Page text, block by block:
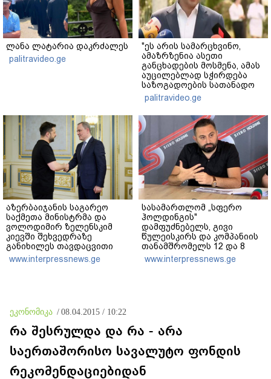
ლანა ლატარია დაკრძალეს
palitravideo.ge
"ეს არის სამარცხვინო,
ამაზრზენია ასეთი
განცხადების მოსმენა, ამას
აუცილებლად სჭირდება
საზოგადოების სათანადო
რეაქცია" - ირაკლი
კობახიძე
palitravideo.ge
აზერბაიჯანის საგარეო
საქმეთა მინისტრმა და
ვოლოდიმირ ზელენსკიმ
კიევში შეხვედრაზე
განიხილეს თავდაცვითი
თანამშრომლობა, მათ
შორის დრონების,
www.interpressnews.ge
სასამართლომ „სფერო
ჰოლდინგის"
დამფუძნებელს, გივი
წულეისკირს და კომპანიის
თანამშრომელს 12 და 8
წლით თავისუფლების
აღკვეთა განუსაზღვრა -
www.interpressnews.ge
ეკონომიკა / 08.04.2015 / 10:22
რა შესრულდა და რა - არა
საერთაშორისო სავალუტო ფონდის
რეკომენდაციებიდან